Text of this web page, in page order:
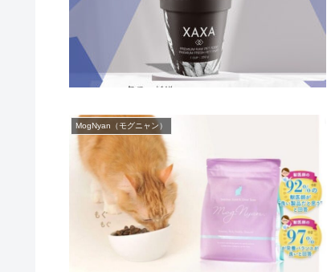
MogNyan（モグニャン）